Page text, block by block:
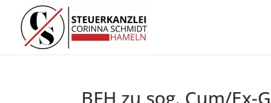
BFH zu sog. Cum/